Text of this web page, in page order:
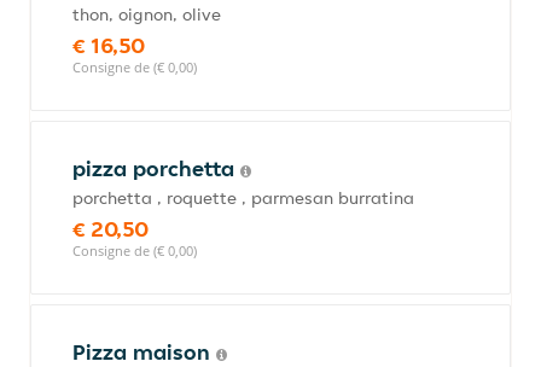
thon, oignon, olive
€ 16,50
Consigne de (€ 0,00)
pizza porchetta
porchetta , roquette , parmesan burratina
€ 20,50
Consigne de (€ 0,00)
Pizza maison